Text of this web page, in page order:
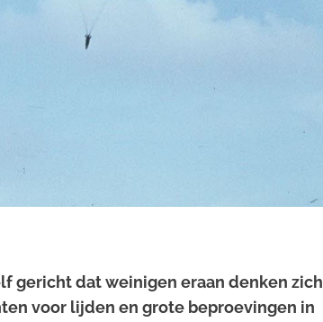
gericht dat weinigen eraan denken zich
voor lijden en grote beproevingen in